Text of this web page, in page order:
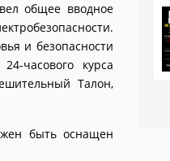
общее вводное
и безопасности
часового курса
Tалон,
быть оснащен